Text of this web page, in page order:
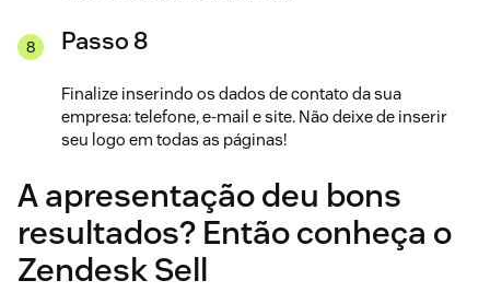
Passo 8
Finalize inserindo os dados de contato da sua
empresa: telefone, e-mail e site. Não deixe de inserir
seu logo em todas as páginas!
A apresentação deu bons
resultados? Então conheça o
Zendesk Sell